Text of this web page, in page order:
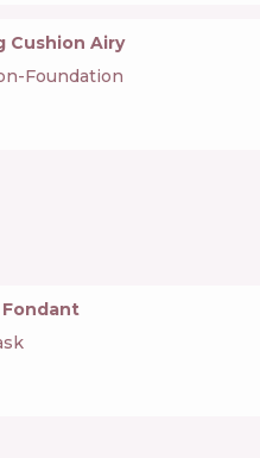
Cushion Airy
Foundation